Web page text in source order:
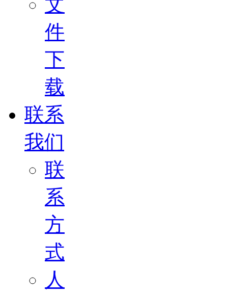
件
下
载
联系
我们
联
系
方
式
人